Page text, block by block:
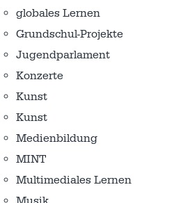
globales Lernen
Grundschul-Projekte
Jugendparlament
Konzerte
Kunst
Kunst
Medienbildung
MINT
Multimediales Lernen